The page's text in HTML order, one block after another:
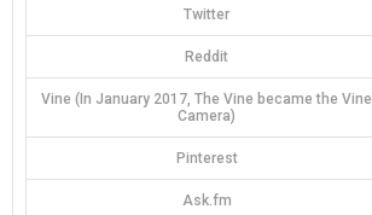
Twitter
Reddit
Vine (In January 2017, The Vine became the Vine
Camera)
Pinterest
Ask.fm